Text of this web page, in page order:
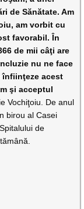
de Sănătate. Am
am vorbit cu
favorabil. În
de mii câţi are
nu ne face
înfiinţeze acest
şi acceptul
Vochiţoiu. De anul
birou al Casei
de